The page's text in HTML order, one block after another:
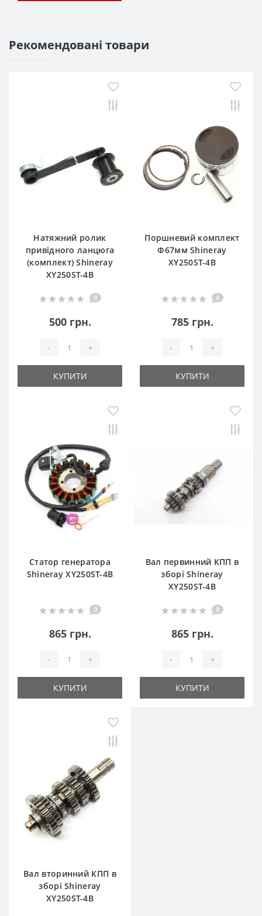
Рекомендовані товари
Натяжний ролик
привідного ланцюга
(комплект) Shineray
XY250ST-4B
0
500 грн.
- +
КУПИТИ
Поршневий комплект
Ф67мм Shineray
XY250ST-4B
0
785 грн.
- +
КУПИТИ
Статор генератора
Shineray XY250ST-4B
0
865 грн.
- +
КУПИТИ
Вал первинний КПП в
зборі Shineray
XY250ST-4B
0
865 грн.
- +
КУПИТИ
Вал вторинний КПП в
зборі Shineray
XY250ST-4B